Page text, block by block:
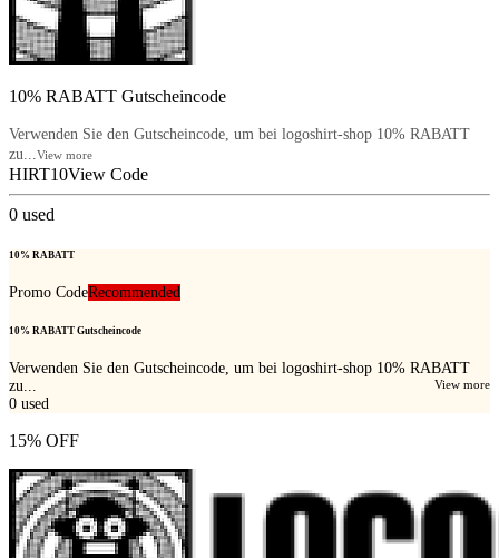
10% RABATT Gutscheincode
Verwenden Sie den Gutscheincode, um bei logoshirt-shop 10% RABATT
zu...View more
HIRT10View Code
0 used
10% RABATT
Promo CodeRecommended
10% RABATT Gutscheincode
Verwenden Sie den Gutscheincode, um bei logoshirt-shop 10% RABATT
zu...
View more
0 used
15% OFF